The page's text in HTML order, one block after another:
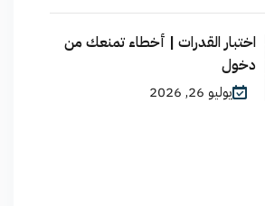
اختبار القدرات | أخطاء تمنعك من
دخول
يوليو 26, 2026